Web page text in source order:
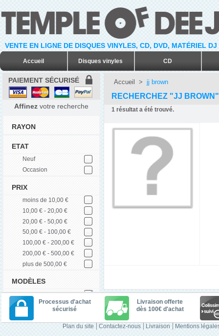
VENTE EN LIGNE DE DISQUES VINYLES, CD, DVD, MATÉRIEL
Accueil Disques vinyles CD
PAIEMENT SÉCURISÉ
Affinez votre recherche
RAYON
ETAT
Neuf
Occasion
PRIX
moins de 10,00 €
10,00 € - 20,00 €
20,00 € - 50,00 €
50,00 € - 100,00 €
100,00 € - 200,00 €
200,00 € - 500,00 €
plus de 500,00 €
MODÈLES
Accueil > jj brown
RECHERCHEZ "JJ BROWN"
1 résultat a été trouvé.
Processus d'achat
sécurisé
Livraison offerte
dès 100€ d'achat
Plan du site Contactez-nous Livraison Mentions